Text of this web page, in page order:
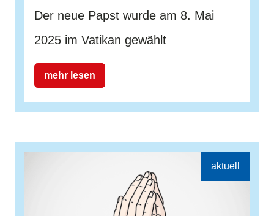
Der neue Papst wurde am 8. Mai
2025 im Vatikan gewählt
mehr lesen